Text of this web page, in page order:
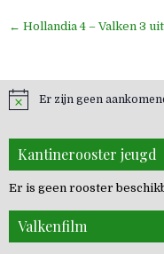
Bericht
← Hollandia 4 – Valken 3
Er zijn geen
Kantinerooster jeugd
Er is geen rooster
Valkenfilm